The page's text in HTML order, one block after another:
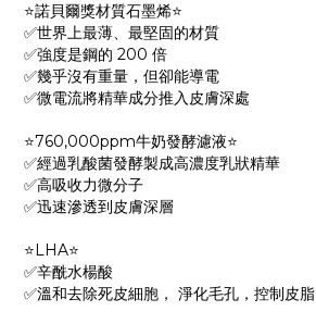
⭐諾貝爾獎材質石墨烯⭐
✅世界上最薄、最堅固的材質
✅強度是鋼的 200 倍
✅幾乎沒有重量，但卻能導電
✅微電流將精華成分推入皮膚深處
⭐760,000ppm牛奶發酵濾液⭐
✅經過乳酸菌發酵製成高濃度乳狀精華
✅高吸收力微分子
✅迅速滲透到皮膚深層
⭐LHA⭐
✅辛酰水楊酸
✅溫和去除死皮細胞， 淨化毛孔，控制皮脂